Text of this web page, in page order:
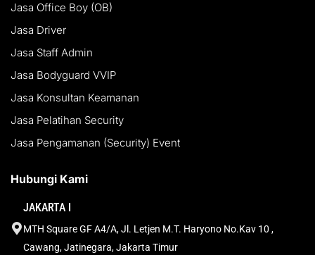
Jasa Office Boy (OB)
Jasa Driver
Jasa Staff Admin
Jasa Bodyguard VVIP
Jasa Konsultan Keamanan
Jasa Pelatihan Security
Jasa Pengamanan (Security) Event
Hubungi Kami
JAKARTA I
MTH Square GF A4/A, Jl. Letjen M.T. Haryono No.Kav 10 ,
Cawang, Jatinegara, Jakarta Timur